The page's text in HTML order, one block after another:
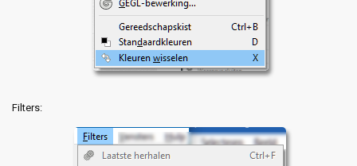
Filters: